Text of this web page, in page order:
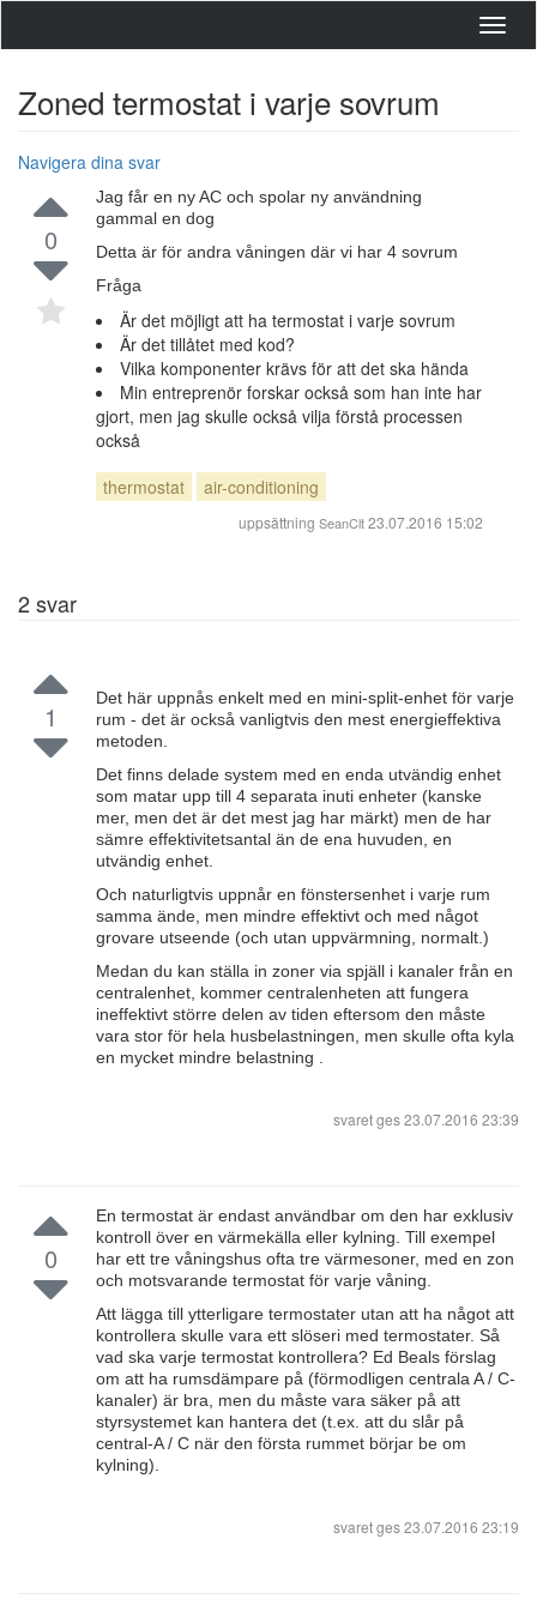
Zoned termostat i varje sovrum
Navigera dina svar
0
Jag får en ny AC och spolar ny användning
gammal en dog
Detta är för andra våningen där vi har 4 sovrum
Fråga
Är det möjligt att ha termostat i varje sovrum
Är det tillåtet med kod?
Vilka komponenter krävs för att det ska hända
Min entreprenör forskar också som han inte har
gjort, men jag skulle också vilja förstå processen
också
thermostat
air-conditioning
uppsättning SeanClt23.07.2016 15:02
2svar
1
Det här uppnås enkelt med en mini-split-enhet för varje
rum - det är också vanligtvis den mest energieffektiva
metoden.
Det finns delade system med en enda utvändig enhet
som matar upp till 4 separata inuti enheter (kanske
mer, men det är det mest jag har märkt) men de har
sämre effektivitetsantal än de ena huvuden, en
utvändig enhet.
Och naturligtvis uppnår en fönstersenhet i varje rum
samma ände, men mindre effektivt och med något
grovare utseende (och utan uppvärmning, normalt.)
Medan du kan ställa in zoner via spjäll i kanaler från en
centralenhet, kommer centralenheten att fungera
ineffektivt större delen av tiden eftersom den måste
vara stor för hela husbelastningen, men skulle ofta kyla
en mycket mindre belastning .
svaret ges23.07.2016 23:39
0
En termostat är endast användbar om den har exklusiv
kontroll över en värmekälla eller kylning. Till exempel
har ett tre våningshus ofta tre värmesoner, med en zon
och motsvarande termostat för varje våning.
Att lägga till ytterligare termostater utan att ha något att
kontrollera skulle vara ett slöseri med termostater. Så
vad ska varje termostat kontrollera? Ed Beals förslag
om att ha rumsdämpare på (förmodligen centrala A / C-
kanaler) är bra, men du måste vara säker på att
styrsystemet kan hantera det (t.ex. att du slår på
central-A / C när den första rummet börjar be om
kylning).
svaret ges23.07.2016 23:19